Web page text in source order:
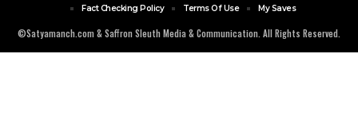
©Satyamanch.com & Saffron Sleuth Media & Communication. All Rights Reserved.
Fact Checking Policy
Terms Of Use My Saves